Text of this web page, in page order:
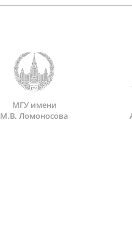
МГУ имени
М.В. Ломоносова